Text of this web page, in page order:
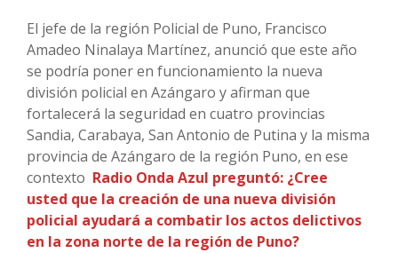
El jefe de la región Policial de Puno, Francisco
Amadeo Ninalaya Martínez, anunció que este año
se podría poner en funcionamiento la nueva
división policial en Azángaro y afirman que
fortalecerá la seguridad en cuatro provincias
Sandia, Carabaya, San Antonio de Putina y la misma
provincia de Azángaro de la región Puno, en ese
contexto Radio Onda Azul preguntó: ¿Cree
usted que la creación de una nueva división
policial ayudará a combatir los actos delictivos
en la zona norte de la región de Puno?